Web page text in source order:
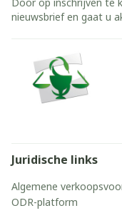
nieuwsbrief en gaat u
Juridische links
Algemene
ODR-platform